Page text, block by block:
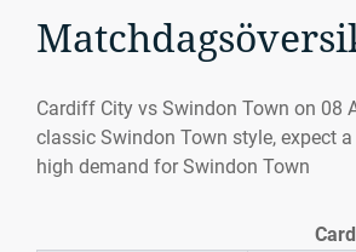
Cardiff City vs Swindon Town on 08
classic Swindon Town style, expect
high demand for Swindon Town